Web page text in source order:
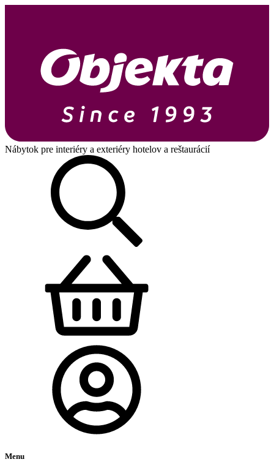
Nábytok pre interiéry a exteriéry hotelov a reštaurácií
Menu